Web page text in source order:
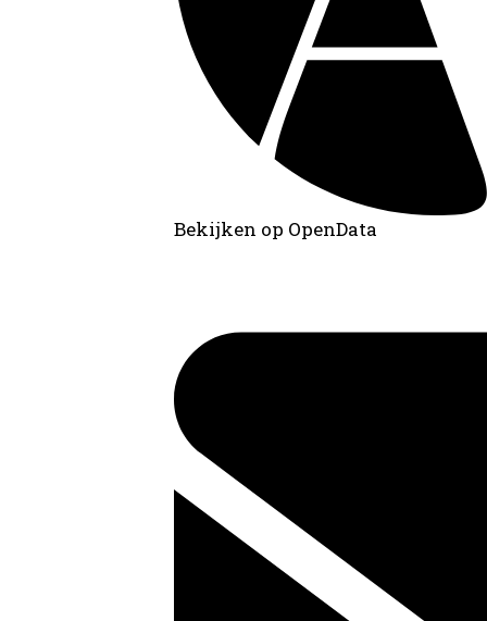
Bekijken op OpenData